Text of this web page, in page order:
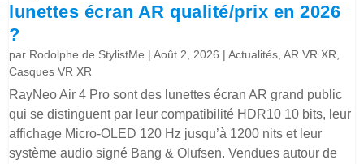
lunettes écran AR qualité/prix en 2026
?
par Rodolphe de StylistMe |Août 2, 2026 |Actualités ,AR VR XR
Casques VR XR
RayNeo Air 4 Pro sont des lunettes écran AR grand public
qui se distinguent par leur compatibilité HDR10 10 bits, leur
affichage Micro-OLED 120 Hz jusqu’à 1200 nits et leur
système audio signé Bang & Olufsen. Vendues autour de